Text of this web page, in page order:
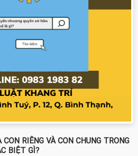
RIÊNG VÀ CON CHUNG TRONG
BIỆT GÌ?